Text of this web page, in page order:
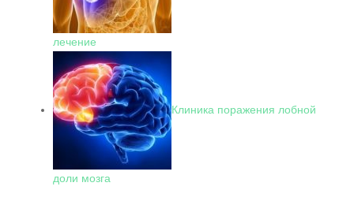
лечение
Клиника поражения лобной
доли мозга